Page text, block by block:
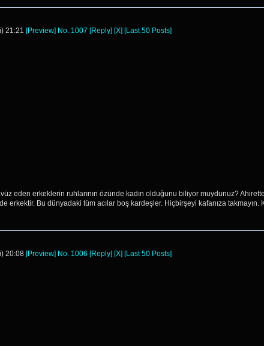
21:21 [Preview] No. 1007 [Reply] [X] [Last 50 Posts]
eden erkeklerin ruhlarının özünde kadın olduğunu biliyor muydunuz?
Bu dünyadaki tüm acılar boş kardeşler. Hiçbirşeyi kafanıza takmayın.
20:08 [Preview] No. 1006 [Reply] [X] [Last 50 Posts]